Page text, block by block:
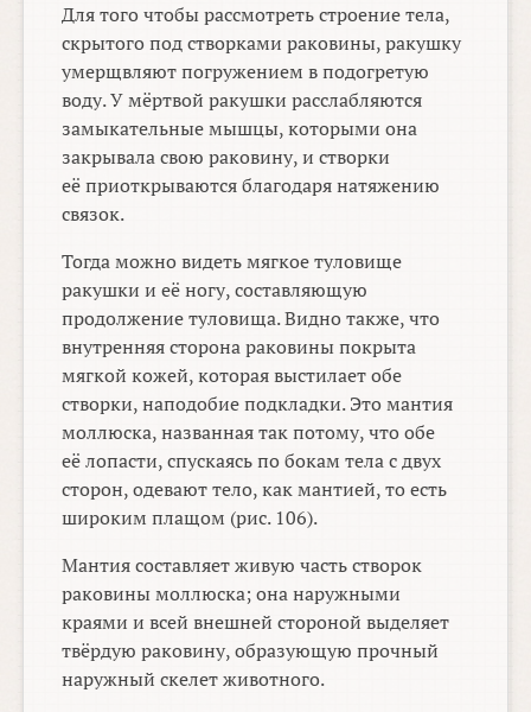
Для того чтобы рассмотреть строение тела,
скрытого под створками раковины, ракушку
умерщвляют погружением в подогретую
воду. У мёртвой ракушки расслабляются
замыкательные мышцы, которыми она
закрывала свою раковину, и створки
её приоткрываются благодаря натяжению
связок.
Тогда можно видеть мягкое туловище
ракушки и её ногу, составляющую
продолжение туловища. Видно также, что
внутренняя сторона раковины покрыта
мягкой кожей, которая выстилает обе
створки, наподобие подкладки. Это мантия
моллюска, названная так потому, что обе
её лопасти, спускаясь по бокам тела с двух
сторон, одевают тело, как мантией, то есть
широким плащом (рис. 106).
Мантия составляет живую часть створок
раковины моллюска; она наружными
краями и всей внешней стороной выделяет
твёрдую раковину, образующую прочный
наружный скелет животного.